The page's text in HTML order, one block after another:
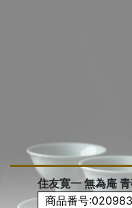
住友寛一 無為庵
商品番号:020983